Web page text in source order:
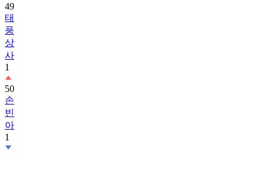
49
태
풍
상
사
1
50
손
빈
아
1